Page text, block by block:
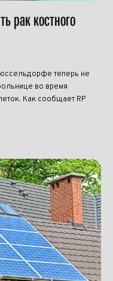
рак костного
теперь не
во время
Как сообщает RP